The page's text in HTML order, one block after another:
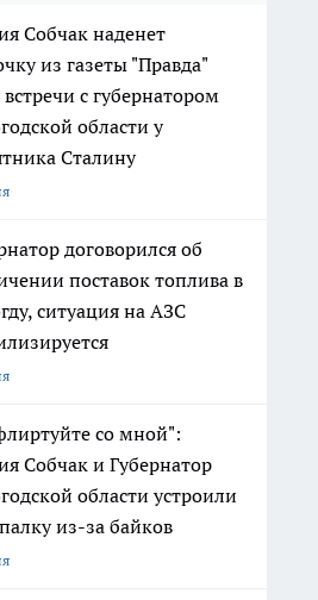
Собчак наденет
из газеты "Правда"
с губернатором
области у
Сталину
договорился об
поставок топлива в
ситуация на АЗС
со мной":
Собчак и Губернатор
области устроили
из-за байков